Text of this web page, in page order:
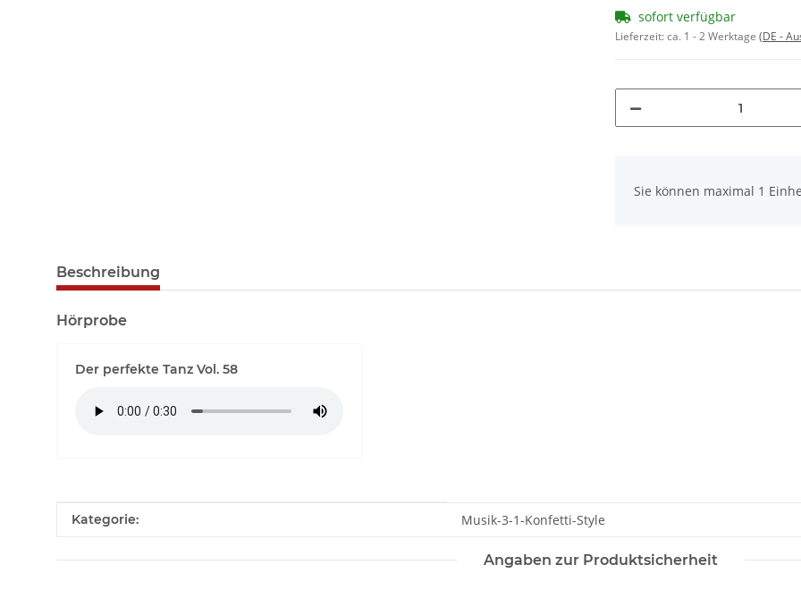
sofort verfügbar
Lieferzeit:ca. 1 - 2 Werktage (DE -
Sie können maximal 1
Beschreibung
Hörprobe
Der perfekte Tanz Vol. 58
Produkteigenschaft
Wert
Kategorie: Musik-3-1-Konfetti-Style
Angaben zur Produktsicherheit